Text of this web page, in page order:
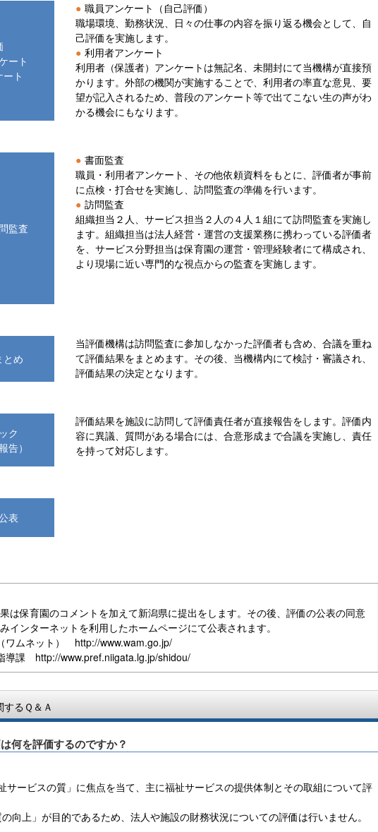
ート
ート
● 職員アンケート（自己評価）
職場環境、勤務状況、日々の仕事の内容を振り返る機会として、自
己評価を実施します。
● 利用者アンケート
利用者（保護者）アンケートは無記名、未開封にて当機構が直接預
かります。外部の機関が実施することで、利用者の率直な意見、要
望が記入されるため、普段のアンケート等で出てこない生の声がわ
かる機会にもなります。
監査
● 書面監査
職員・利用者アンケート、その他依頼資料をもとに、評価者が事前
に点検・打合せを実施し、訪問監査の準備を行います。
● 訪問監査
組織担当２人、サービス担当２人の４人１組にて訪問監査を実施し
ます。組織担当は法人経営・運営の支援業務に携わっている評価者
を、サービス分野担当は保育園の運営・管理経験者にて構成され、
より現場に近い専門的な視点からの監査を実施します。
とめ
当評価機構は訪問監査に参加しなかった評価者も含め、合議を重ね
て評価結果をまとめます。その後、当機構内にて検討・審議され、
評価結果の決定となります。
ク
告）
評価結果を施設に訪問して評価責任者が直接報告をします。評価内
容に異議、質問がある場合には、合意形成まで合議を実施し、責任
を持って対応します。
表
は保育園のコメントを加えて新潟県に提出をします。その後、評価の公表の同意
インターネットを利用したホームページにて公表されます。
ワムネット） http://www.wam.go.jp/
導課 http://www.pref.niigata.lg.jp/shidou/
るＱ＆Ａ
何を評価するのですか？
サービスの質」に焦点を当て、主に福祉サービスの提供体制とその取組について評
の向上」が目的であるため、法人や施設の財務状況についての評価は行いません。